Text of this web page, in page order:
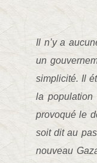
Il n’y a
un
simplicité. Il
la population
provoqué le
soit dit au
nouveau